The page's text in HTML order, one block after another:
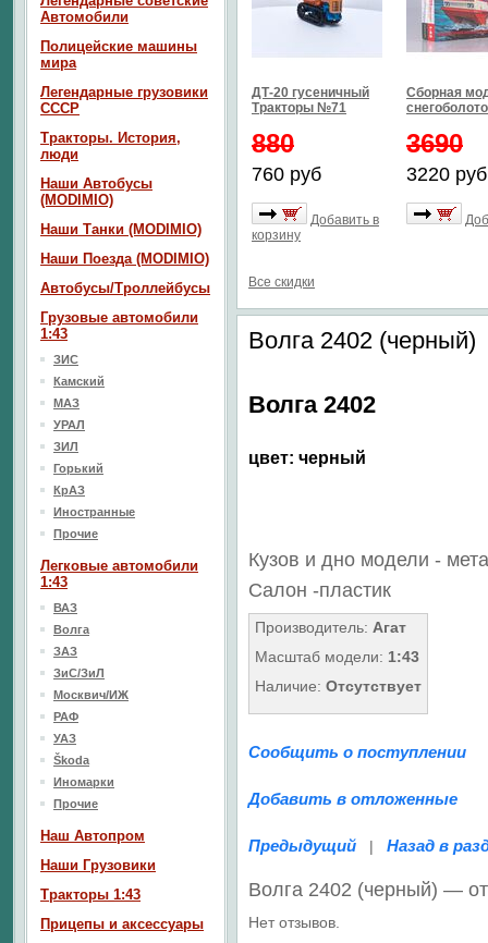
ДТ-20 гусеничный
Тракторы №71
880
760 руб
Добавить в
корзину
Сборная
3690
3220 руб
Все скидки
Волга 2402 (черный)
Волга 2402
цвет: черный
Кузов и дно модели -
Салон -пластик
Производитель: Агат
Масштаб модели: 1:43
Наличие: Отсутствует
Сообщить о поступлении
Добавить в отложенные
Предыдущий | Назад в
Волга 2402 (черный) —
Нет отзывов.
Автомобили
Полицейские машины
мира
Легендарные грузовики
СССР
Тракторы. История,
люди
Наши Автобусы
(MODIMIO)
Наши Танки (MODIMIO)
Наши Поезда (MODIMIO)
Автобусы/Троллейбусы
Грузовые автомобили
1:43
ЗИС
Камский
МАЗ
УРАЛ
ЗИЛ
Горький
КрАЗ
Иностранные
Прочие
Легковые автомобили
1:43
ВАЗ
Волга
ЗАЗ
ЗиС/ЗиЛ
Москвич/ИЖ
РАФ
УАЗ
Škoda
Иномарки
Прочие
Наш Aвтопром
Наши Грузовики
Тракторы 1:43
Прицепы и аксессуары